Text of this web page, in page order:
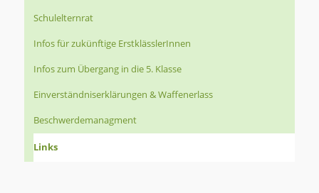
Schulelternrat
Infos für zukünftige ErstklässlerInnen
Infos zum Übergang in die 5. Klasse
Einverständniserklärungen & Waffenerlass
Beschwerdemanagment
Links